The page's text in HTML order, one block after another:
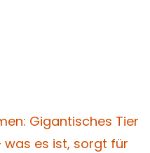
Gigantisches Tier
was es ist, sorgt für